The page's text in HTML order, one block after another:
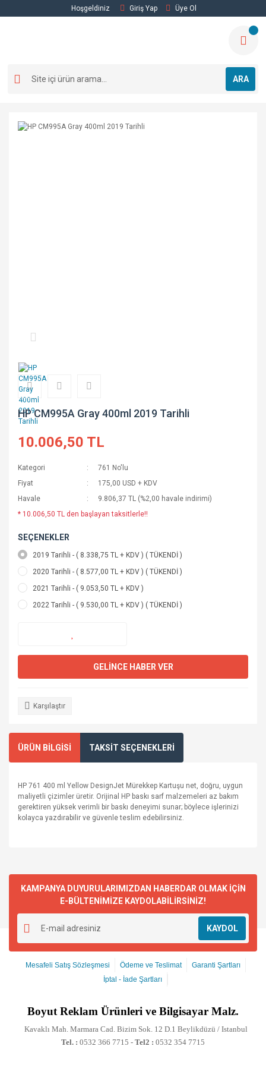
Hoşgeldiniz Giriş Yap Üye Ol
ARA
HP CM995A Gray 400ml 2019 Tarihli
10.006,50 TL
Kategori
761 No'lu
Fiyat
175,00 USD + KDV
Havale
9.806,37 TL (%2,00 havale indirimi)
* 10.006,50 TL den başlayan taksitlerle!!
SEÇENEKLER
2019 Tarihli - ( 8.338,75 TL + KDV ) ( TÜKENDİ )
2020 Tarihli - ( 8.577,00 TL + KDV ) ( TÜKENDİ )
2021 Tarihli - ( 9.053,50 TL + KDV )
2022 Tarihli - ( 9.530,00 TL + KDV ) ( TÜKENDİ )
GELİNCE HABER VER
Karşılaştır
ÜRÜN BİLGİSİ TAKSİT SEÇENEKLERİ
HP 761 400 ml Yellow DesignJet Mürekkep Kartuşu net, doğru, uygun
maliyetli çizimler üretir. Orijinal HP baskı sarf malzemeleri az bakım
gerektiren yüksek verimli bir baskı deneyimi sunar; böylece işlerinizi
kolayca yazdırabilir ve güvenle teslim edebilirsiniz.
KAMPANYA DUYURULARIMIZDAN HABERDAR OLMAK İÇİN
E-BÜLTENİMİZE KAYDOLABİLİRSİNİZ!
KAYDOL
Mesafeli Satış Sözleşmesi Ödeme ve Teslimat
Garanti Şartları
İptal - İade Şartları
Boyut Reklam Ürünleri ve Bilgisayar Malz.
Kavaklı Mah. Marmara Cad. Bizim Sok. 12 D.1 Beylikdüzü / Istanbul
Tel. : 0532 366 7715 - Tel2 : 0532 354 7715